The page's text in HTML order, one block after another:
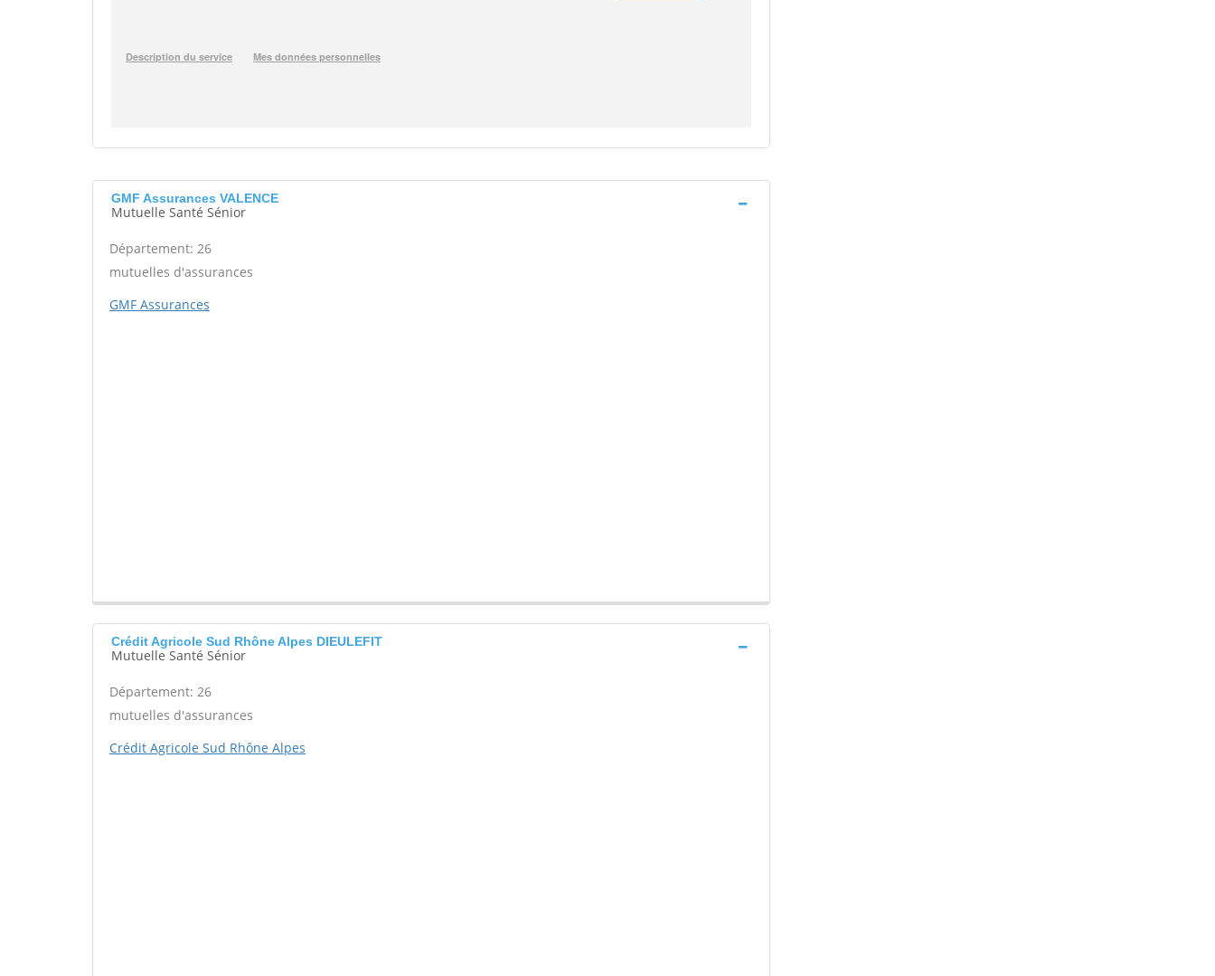
GMF Assurances VALENCE
Mutuelle Santé Sénior
Département: 26
mutuelles d'assurances
GMF Assurances
Crédit Agricole Sud Rhône Alpes DIEULEFIT
Mutuelle Santé Sénior
Département: 26
mutuelles d'assurances
Crédit Agricole Sud Rhône Alpes